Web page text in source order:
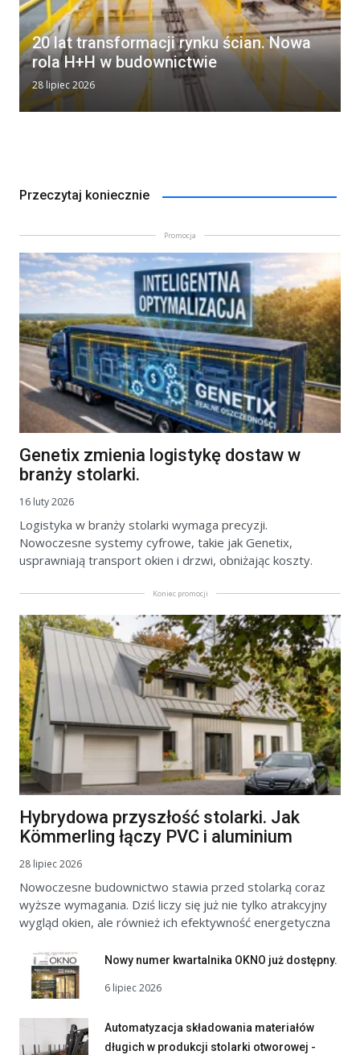
20 lat transformacji rynku ścian. Nowa
rola H+H w budownictwie
28 lipiec 2026
Przeczytaj koniecznie
Promocja
Genetix zmienia logistykę dostaw w
branży stolarki.
16 luty 2026
Logistyka w branży stolarki wymaga precyzji.
Nowoczesne systemy cyfrowe, takie jak Genetix,
usprawniają transport okien i drzwi, obniżając koszty.
Koniec promocji
Hybrydowa przyszłość stolarki. Jak
Kömmerling łączy PVC i aluminium
28 lipiec 2026
Nowoczesne budownictwo stawia przed stolarką coraz
wyższe wymagania. Dziś liczy się już nie tylko atrakcyjny
wygląd okien, ale również ich efektywność energetyczna
Nowy numer kwartalnika OKNO już dostępny.
6 lipiec 2026
Automatyzacja składowania materiałów
długich w produkcji stolarki otworowej -